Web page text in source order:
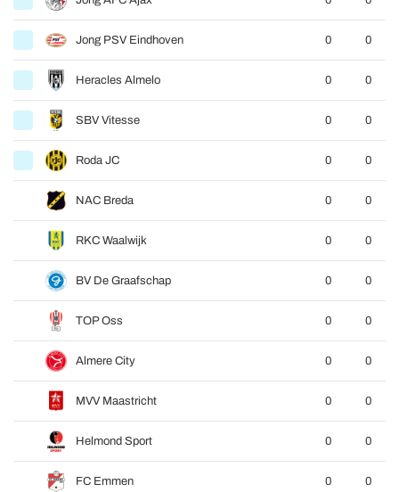
Jong PSV Eindhoven 0 0
Heracles Almelo 0 0
SBV Vitesse 0 0
Roda JC 0 0
NAC Breda 0 0
RKC Waalwijk 0 0
BV De Graafschap 0 0
TOP Oss 0 0
Almere City 0 0
MVV Maastricht 0 0
Helmond Sport 0 0
FC Emmen 0 0